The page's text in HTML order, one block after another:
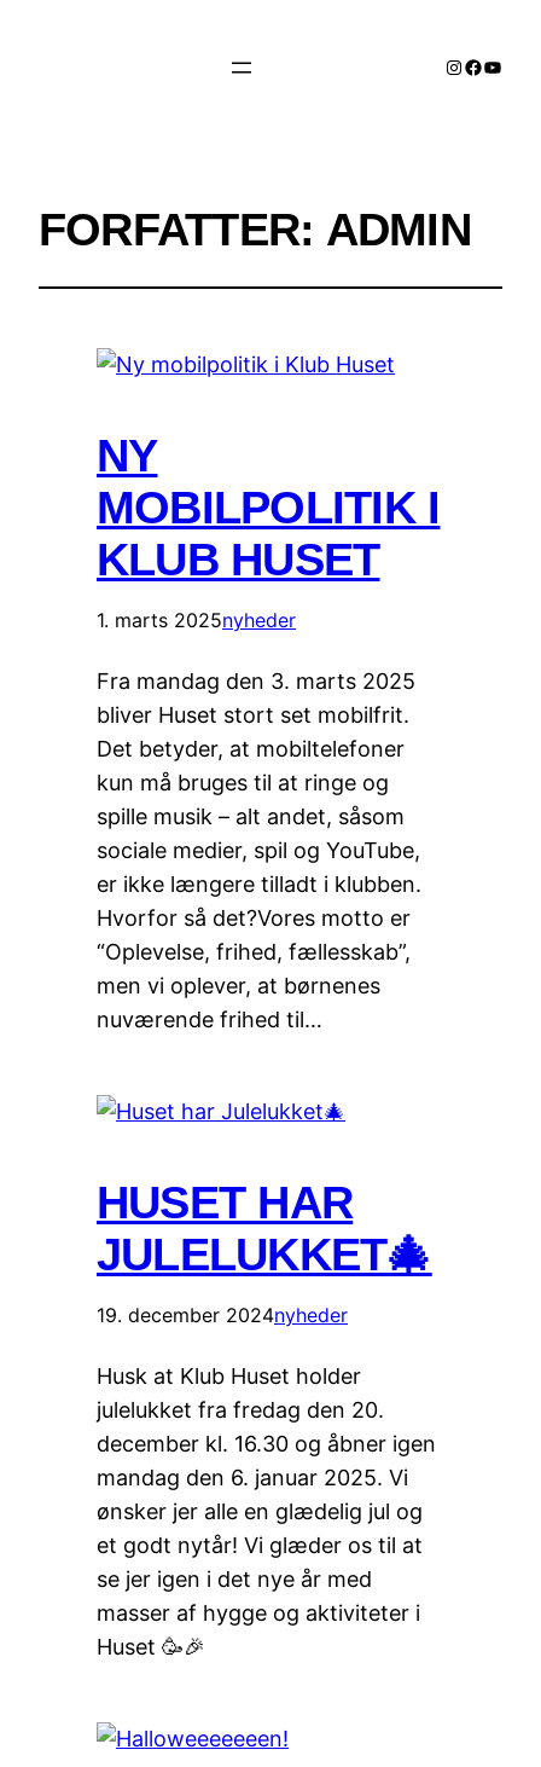
Instagram
FORFATTER: ADMIN
NY
MOBILPOLITIK I
KLUB HUSET
1. marts 2025nyheder
Fra mandag den 3. marts 2025
bliver Huset stort set mobilfrit.
Det betyder, at mobiltelefoner
kun må bruges til at ringe og
spille musik – alt andet, såsom
sociale medier, spil og YouTube,
er ikke længere tilladt i klubben.
Hvorfor så det?Vores motto er
“Oplevelse, frihed, fællesskab”,
men vi oplever, at børnenes
nuværende frihed til…
HUSET HAR
JULELUKKET🎄
19. december 2024nyheder
Husk at Klub Huset holder
julelukket fra fredag den 20.
december kl. 16.30 og åbner igen
mandag den 6. januar 2025. Vi
ønsker jer alle en glædelig jul og
et godt nytår! Vi glæder os til at
se jer igen i det nye år med
masser af hygge og aktiviteter i
Huset 🥳🎉